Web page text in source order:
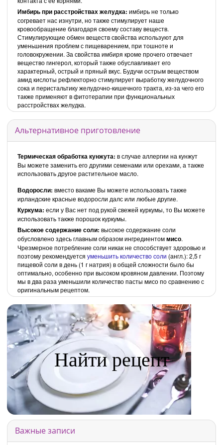
Имбирь при расстройствах желудка: имбирь не только
согревает нас изнутри, но также стимулирует наше
кровообращение благодаря своему составу веществ.
Стимулирующие обмен веществ свойства используют для
уменьшения проблем с пищеварением, при тошноте и
головокружении. За свойства имбиря кроме прочего отвечает
вещество гингерол, который также обуславливает его
характерный, острый и пряный вкус. Будучи острым веществом
амид кислоты рефлекторно стимулирует выработку желудочного
сока и перистальтику желудочно-кишечного тракта, из-за чего его
также применяют в фитотерапии при функциональных
расстройствах желудка.
Альтернативное приготовление
Термическая обработка кунжута: в случае аллергии на кунжут
Вы можете заменить его другими семенами или орехами, а также
использовать другое растительное масло.
Водоросли: вместо вакаме Вы можете использовать также
ирландские красные водоросли далс или любые другие.
Куркума: если у Вас нет под рукой свежей куркумы, то Вы можете
использовать также порошок куркумы.
Высокое содержание соли: высокое содержание соли
обусловлено здесь главным образом ингредиентоммисо.
Чрезмерное потребление соли никак не способствует здоровью и
поэтому рекомендуется уменьшить количество соли (англ.): 2,5 г
пищевой соли в день (1 г натрия) в общей сложности было бы
оптимально, особенно при высоком кровяном давлении. Поэтому
мы в два раза уменьшили количество пасты мисо по сравнению с
оригинальным рецептом.
Найти рецепт
Важные записи